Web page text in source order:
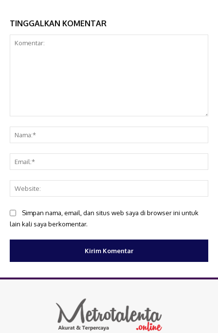
TINGGALKAN KOMENTAR
Simpan nama, email, dan situs web saya di browser ini untuk
lain kali saya berkomentar.